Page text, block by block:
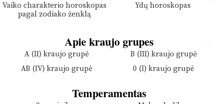
Vaiko charakterio horoskopas
pagal zodiako ženklą
Ydų horoskopas
Apie kraujo grupes
A (II) kraujo grupė
B (III) kraujo grupė
AB (IV) kraujo grupė
0 (I) kraujo grupė
Temperamentas